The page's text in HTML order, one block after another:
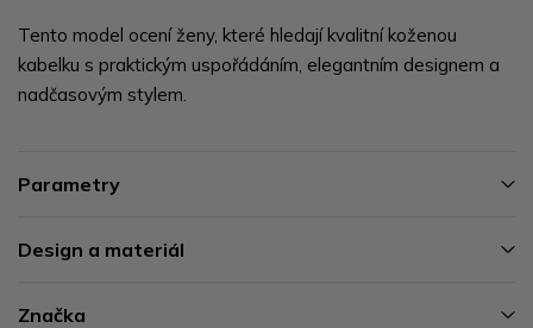
Tento model ocení ženy, které hledají kvalitní koženou
kabelku s praktickým uspořádáním, elegantním designem a
nadčasovým stylem.
Parametry
Design a materiál
Značka